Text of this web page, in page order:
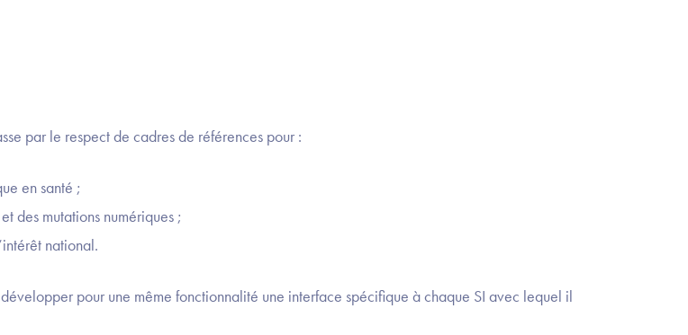
par le respect de cadres de références pour :
en santé ;
des mutations numériques ;
national.
pour une même fonctionnalité une interface spécifique à chaque SI avec lequel il